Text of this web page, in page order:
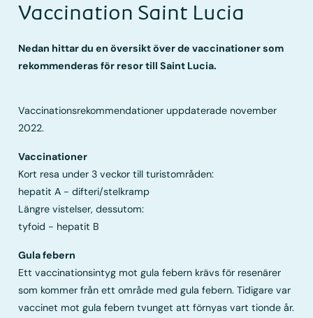
Vaccination Saint Lucia
Nedan hittar du en översikt över de vaccinationer som
rekommenderas för resor till Saint Lucia.
Vaccinationsrekommendationer uppdaterade november
2022.
Vaccinationer
Kort resa under 3 veckor till turistområden:
hepatit A - difteri/stelkramp
Längre vistelser, dessutom:
tyfoid - hepatit B
Gula febern
Ett vaccinationsintyg mot gula febern krävs för resenärer
som kommer från ett område med gula febern. Tidigare var
vaccinet mot gula febern tvunget att förnyas vart tionde år.